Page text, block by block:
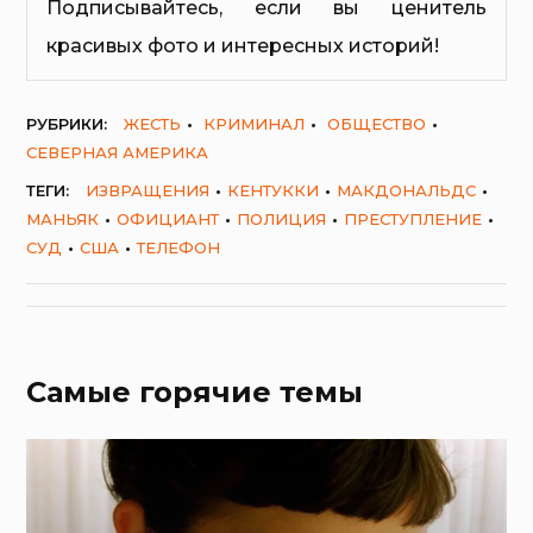
Подписывайтесь, если вы ценитель
красивых фото и интересных историй!
РУБРИКИ: ЖЕСТЬ КРИМИНАЛ
ОБЩЕСТВО
СЕВЕРНАЯ АМЕРИКА
ТЕГИ:
ИЗВРАЩЕНИЯ КЕНТУККИ
МАКДОНАЛЬДС
МАНЬЯК
ОФИЦИАНТ ПОЛИЦИЯ
ПРЕСТУПЛЕНИЕ
СУД
США ТЕЛЕФОН
Самые горячие темы